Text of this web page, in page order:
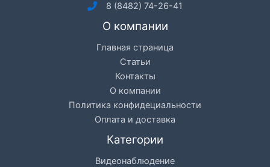
8 (8482) 74-26-41
О компании
Главная страница
Статьи
Контакты
О компании
Политика конфидециальности
Оплата и доставка
Категории
Видеонаблюдение